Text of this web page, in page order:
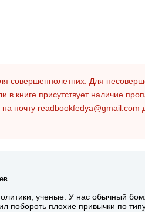
совершеннолетних. Для
в книге присутствует наличие
почту readbookfedya@gmail.com
ученые. У нас обычный
побороть плохие привычки по